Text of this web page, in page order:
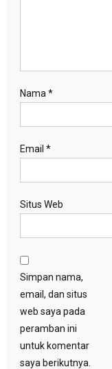
Nama *
Email *
Situs Web
Simpan nama,
email, dan situs
web saya pada
peramban ini
untuk komentar
saya berikutnya.